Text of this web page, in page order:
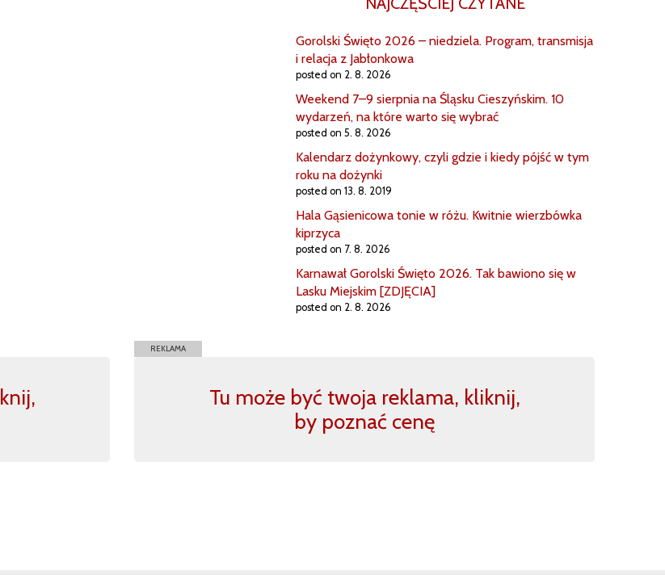
Gorolski Święto 2026 – niedziela. Program, transmisja
i relacja z Jabłonkowa
posted on 2. 8. 2026
Weekend 7–9 sierpnia na Śląsku Cieszyńskim. 10
wydarzeń, na które warto się wybrać
posted on 5. 8. 2026
Kalendarz dożynkowy, czyli gdzie i kiedy pójść w tym
roku na dożynki
posted on 13. 8. 2019
Hala Gąsienicowa tonie w różu. Kwitnie wierzbówka
kiprzyca
posted on 7. 8. 2026
Karnawał Gorolski Święto 2026. Tak bawiono się w
Lasku Miejskim [ZDJĘCIA]
posted on 2. 8. 2026
REKLAMA
Tu może być twoja reklama, kliknij,
by poznać cenę